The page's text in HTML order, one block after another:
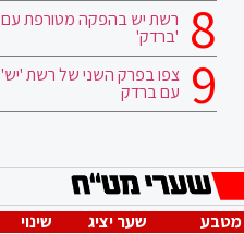
רשת יש בהפקה מטורפת עם
'ברדק'
צפו בפרק השני של רשת 'יש'
עם ברדק
מטבע שער יציג
שינוי